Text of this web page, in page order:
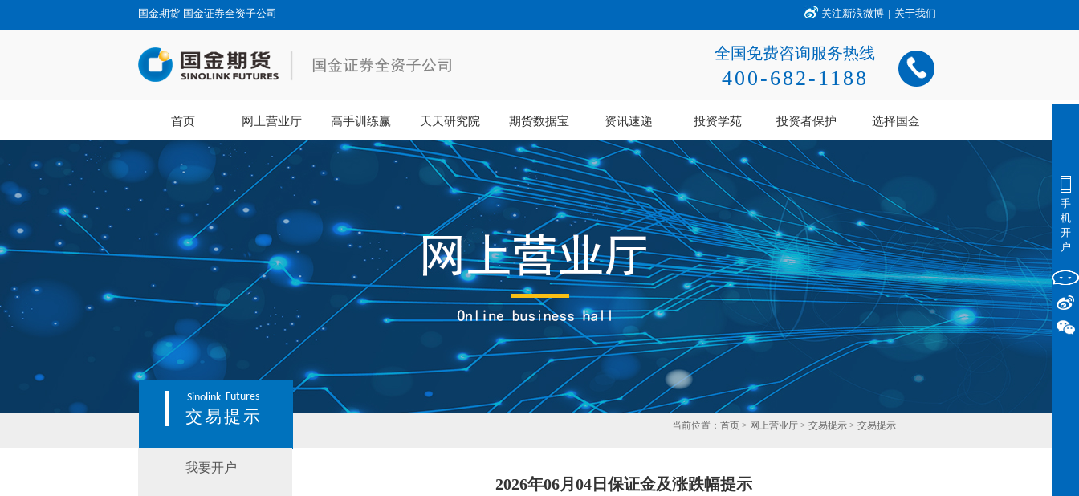
国金期货-国金证券全资子公司 关注新浪微博 | 关于我们
全国免费咨询服务热线
400-682-1188
首页 网上营业厅 高手训练赢 天天研究院 期货数据宝 资讯速递 投资学苑 投资者保护 选择国金
Sinolink Futures
交易提示 当前位置： 首页 > 网上营业厅 > 交易提示 > 交易提示
我要开户
2026年06月04日保证金及涨跌幅提示
手
机
开
户